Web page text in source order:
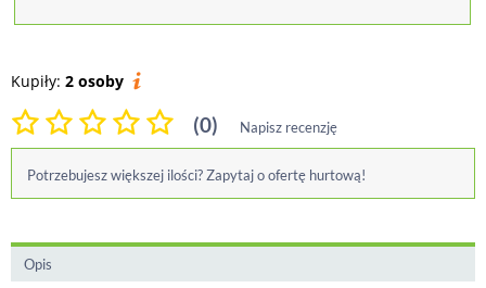
Kupiły: 2 osoby
(0) Napisz recenzję
Potrzebujesz większej ilości? Zapytaj o ofertę hurtową!
Opis